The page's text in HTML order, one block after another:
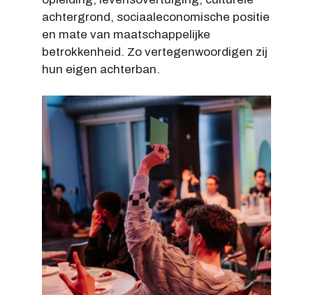
achtergrond, sociaaleconomische positie
en mate van maatschappelijke
betrokkenheid. Zo vertegenwoordigen zij
hun eigen achterban.